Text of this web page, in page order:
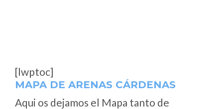
[lwptoc]
MAPA DE ARENAS CÁRDENAS
Aqui os dejamos el Mapa tanto de